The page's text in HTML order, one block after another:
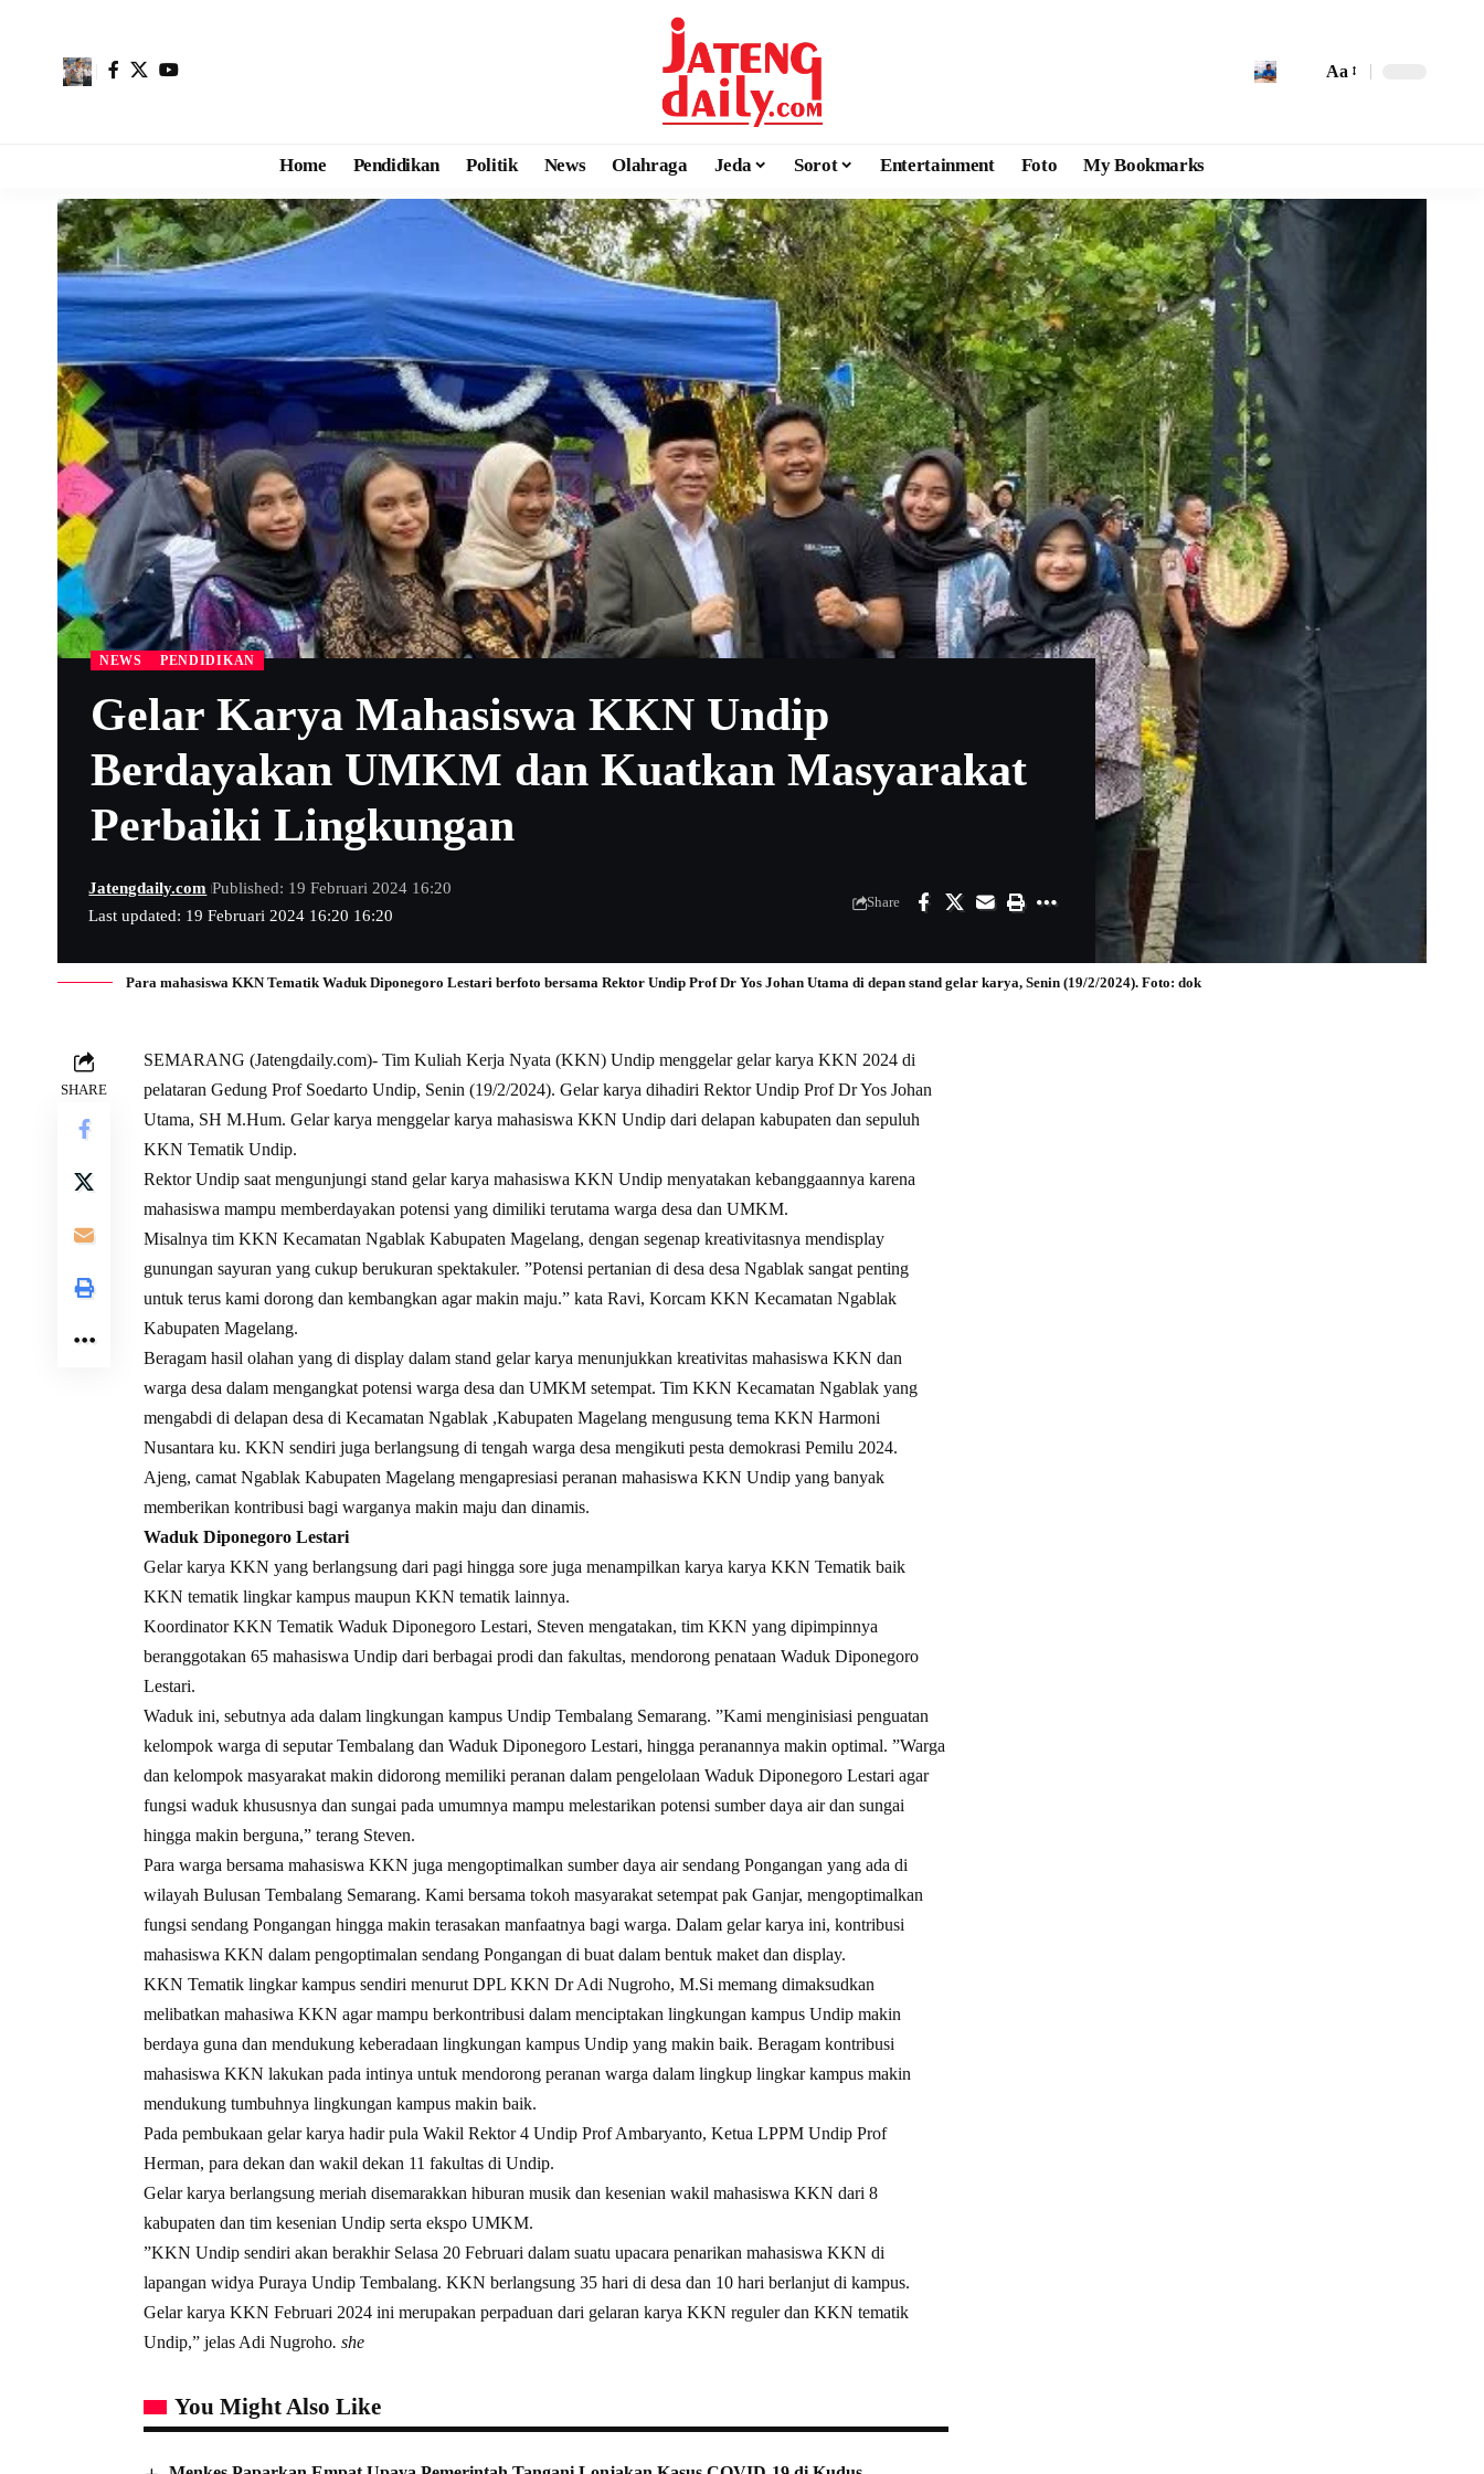
Aa
Home Pendidikan Politik News Olahraga Jeda Sorot Entertainment Foto My Bookmarks
NEWS PENDIDIKAN
Gelar Karya Mahasiswa KKN Undip
Berdayakan UMKM dan Kuatkan Masyarakat
Perbaiki Lingkungan
Last updated: 19 Februari 2024 16:20 16:20
Jatengdaily.com Published: 19 Februari 2024 16:20
Share
Para mahasiswa KKN Tematik Waduk Diponegoro Lestari berfoto bersama Rektor Undip Prof Dr Yos Johan Utama di depan stand gelar karya, Senin (19/2/2024). Foto: dok
SHARE
SEMARANG (Jatengdaily.com)- Tim Kuliah Kerja Nyata (KKN) Undip menggelar gelar karya KKN 2024 di
pelataran Gedung Prof Soedarto Undip, Senin (19/2/2024). Gelar karya dihadiri Rektor Undip Prof Dr Yos Johan
Utama, SH M.Hum. Gelar karya menggelar karya mahasiswa KKN Undip dari delapan kabupaten dan sepuluh
KKN Tematik Undip.
Rektor Undip saat mengunjungi stand gelar karya mahasiswa KKN Undip menyatakan kebanggaannya karena
mahasiswa mampu memberdayakan potensi yang dimiliki terutama warga desa dan UMKM.
Misalnya tim KKN Kecamatan Ngablak Kabupaten Magelang, dengan segenap kreativitasnya mendisplay
gunungan sayuran yang cukup berukuran spektakuler. ”Potensi pertanian di desa desa Ngablak sangat penting
untuk terus kami dorong dan kembangkan agar makin maju.” kata Ravi, Korcam KKN Kecamatan Ngablak
Kabupaten Magelang.
Beragam hasil olahan yang di display dalam stand gelar karya menunjukkan kreativitas mahasiswa KKN dan
warga desa dalam mengangkat potensi warga desa dan UMKM setempat. Tim KKN Kecamatan Ngablak yang
mengabdi di delapan desa di Kecamatan Ngablak ,Kabupaten Magelang mengusung tema KKN Harmoni
Nusantara ku. KKN sendiri juga berlangsung di tengah warga desa mengikuti pesta demokrasi Pemilu 2024.
Ajeng, camat Ngablak Kabupaten Magelang mengapresiasi peranan mahasiswa KKN Undip yang banyak
memberikan kontribusi bagi warganya makin maju dan dinamis.
Waduk Diponegoro Lestari
Gelar karya KKN yang berlangsung dari pagi hingga sore juga menampilkan karya karya KKN Tematik baik
KKN tematik lingkar kampus maupun KKN tematik lainnya.
Koordinator KKN Tematik Waduk Diponegoro Lestari, Steven mengatakan, tim KKN yang dipimpinnya
beranggotakan 65 mahasiswa Undip dari berbagai prodi dan fakultas, mendorong penataan Waduk Diponegoro
Lestari.
Waduk ini, sebutnya ada dalam lingkungan kampus Undip Tembalang Semarang. ”Kami menginisiasi penguatan
kelompok warga di seputar Tembalang dan Waduk Diponegoro Lestari, hingga peranannya makin optimal. ”Warga
dan kelompok masyarakat makin didorong memiliki peranan dalam pengelolaan Waduk Diponegoro Lestari agar
fungsi waduk khususnya dan sungai pada umumnya mampu melestarikan potensi sumber daya air dan sungai
hingga makin berguna,” terang Steven.
Para warga bersama mahasiswa KKN juga mengoptimalkan sumber daya air sendang Pongangan yang ada di
wilayah Bulusan Tembalang Semarang. Kami bersama tokoh masyarakat setempat pak Ganjar, mengoptimalkan
fungsi sendang Pongangan hingga makin terasakan manfaatnya bagi warga. Dalam gelar karya ini, kontribusi
mahasiswa KKN dalam pengoptimalan sendang Pongangan di buat dalam bentuk maket dan display.
KKN Tematik lingkar kampus sendiri menurut DPL KKN Dr Adi Nugroho, M.Si memang dimaksudkan
melibatkan mahasiwa KKN agar mampu berkontribusi dalam menciptakan lingkungan kampus Undip makin
berdaya guna dan mendukung keberadaan lingkungan kampus Undip yang makin baik. Beragam kontribusi
mahasiswa KKN lakukan pada intinya untuk mendorong peranan warga dalam lingkup lingkar kampus makin
mendukung tumbuhnya lingkungan kampus makin baik.
Pada pembukaan gelar karya hadir pula Wakil Rektor 4 Undip Prof Ambaryanto, Ketua LPPM Undip Prof
Herman, para dekan dan wakil dekan 11 fakultas di Undip.
Gelar karya berlangsung meriah disemarakkan hiburan musik dan kesenian wakil mahasiswa KKN dari 8
kabupaten dan tim kesenian Undip serta ekspo UMKM.
”KKN Undip sendiri akan berakhir Selasa 20 Februari dalam suatu upacara penarikan mahasiswa KKN di
lapangan widya Puraya Undip Tembalang. KKN berlangsung 35 hari di desa dan 10 hari berlanjut di kampus.
Gelar karya KKN Februari 2024 ini merupakan perpaduan dari gelaran karya KKN reguler dan KKN tematik
Undip,” jelas Adi Nugroho. she
You Might Also Like